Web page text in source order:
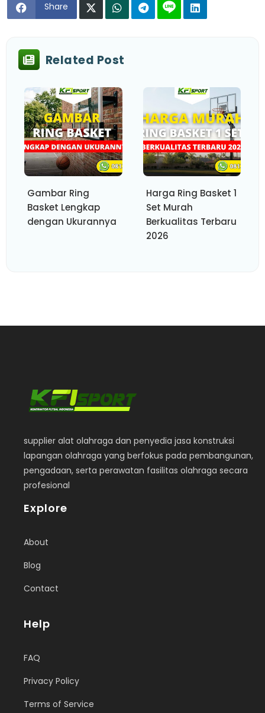
Share
Related Post
Gambar Ring
Basket Lengkap
dengan Ukurannya
Harga Ring Basket 1
Set Murah
Berkualitas Terbaru
2026
supplier alat olahraga dan penyedia jasa konstruksi
lapangan olahraga yang berfokus pada pembangunan,
pengadaan, serta perawatan fasilitas olahraga secara
profesional
Explore
About
Blog
Contact
Help
FAQ
Privacy Policy
Terms of Service